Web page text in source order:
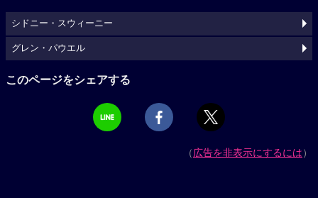
シドニー・スウィーニー
グレン・パウエル
このページをシェアする
（広告を非表示にするには）